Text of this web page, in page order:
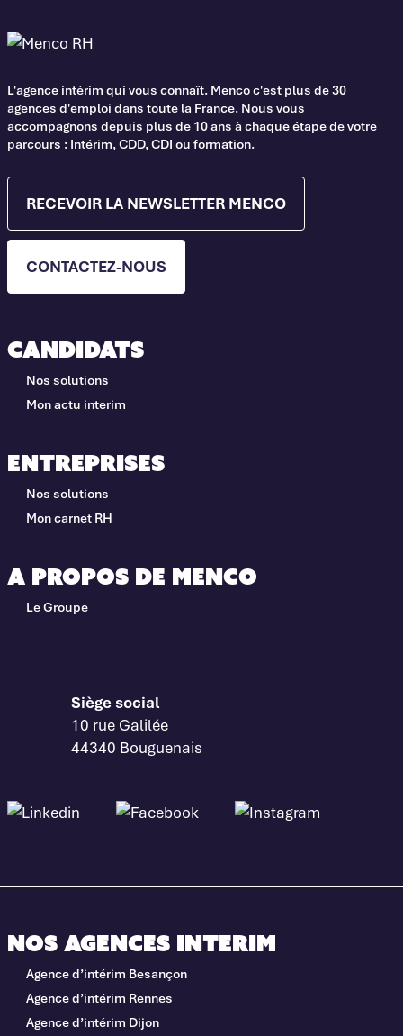
L'agence intérim qui vous connaît. Menco c'est plus de 30
agences d'emploi dans toute la France. Nous vous
accompagnons depuis plus de 10 ans à chaque étape de votre
parcours : Intérim, CDD, CDI ou formation.
RECEVOIR LA NEWSLETTER MENCO
CONTACTEZ-NOUS
Candidats
Nos solutions
Mon actu interim
Entreprises
Nos solutions
Mon carnet RH
A propos de Menco
Le Groupe
Siège social
10 rue Galilée
44340 Bouguenais
Nos agences interim
Agence d’intérim Besançon
Agence d’intérim Rennes
Agence d’intérim Dijon